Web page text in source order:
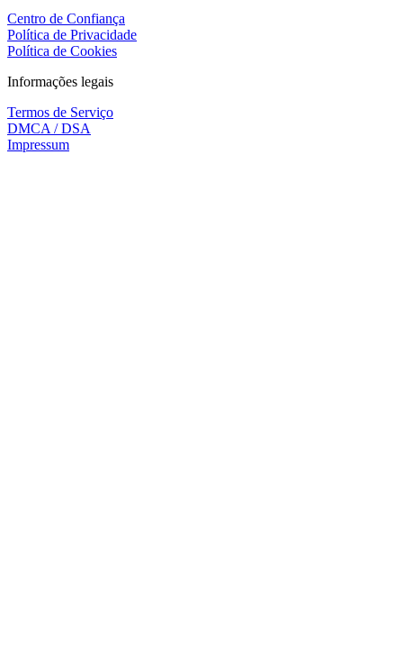
Centro de Confiança
Política de Privacidade
Política de Cookies
Informações legais
Termos de Serviço
DMCA / DSA
Impressum